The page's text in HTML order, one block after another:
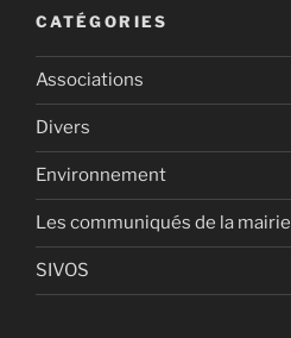
CATÉGORIES
Associations
Divers
Environnement
Les communiqués de la mairie
SIVOS